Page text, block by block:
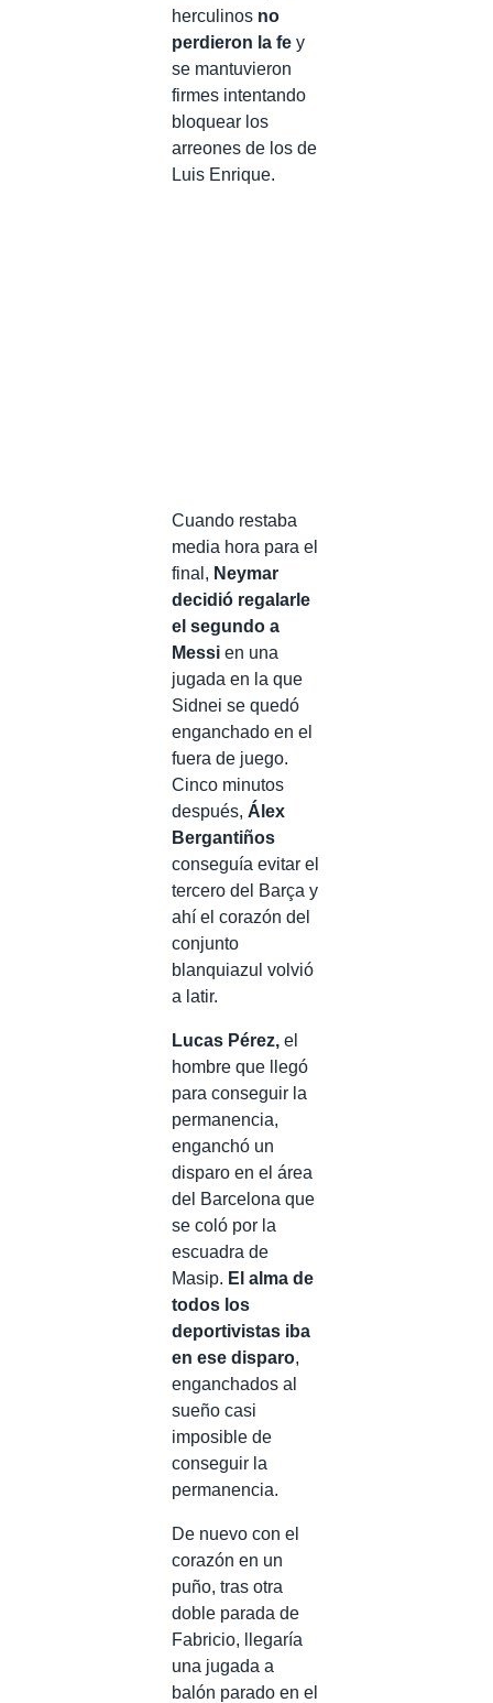
herculinos no
perdieron la fe y
se mantuvieron
firmes intentando
bloquear los
arreones de los de
Luis Enrique.
Cuando restaba
media hora para el
final, Neymar
decidió regalarle
el segundo a
Messi en una
jugada en la que
Sidnei se quedó
enganchado en el
fuera de juego.
Cinco minutos
después, Álex
Bergantiños
conseguía evitar el
tercero del Barça y
ahí el corazón del
conjunto
blanquiazul volvió
a latir.
Lucas Pérez, el
hombre que llegó
para conseguir la
permanencia,
enganchó un
disparo en el área
del Barcelona que
se coló por la
escuadra de
Masip. El alma de
todos los
deportivistas iba
en ese disparo,
enganchados al
sueño casi
imposible de
conseguir la
permanencia.
De nuevo con el
corazón en un
puño, tras otra
doble parada de
Fabricio, llegaría
una jugada a
balón parado en el